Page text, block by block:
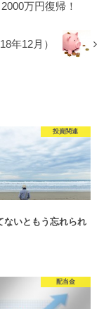
万円復帰！
年12月）
投資関連
ないともう忘れられ
配当金